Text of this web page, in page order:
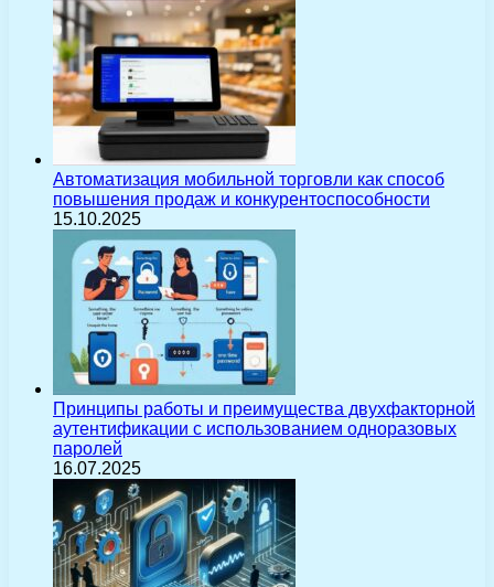
Автоматизация мобильной торговли как способ
повышения продаж и конкурентоспособности
15.10.2025
Принципы работы и преимущества двухфакторной
аутентификации с использованием одноразовых
паролей
16.07.2025